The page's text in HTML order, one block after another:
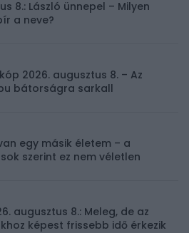
8.: László ünnepel – Milyen
a neve?
2026. augusztus 8. – Az
bátorságra sarkall
egy másik életem – a
szerint ez nem véletlen
augusztus 8.: Meleg, de az
képest frissebb idő érkezik